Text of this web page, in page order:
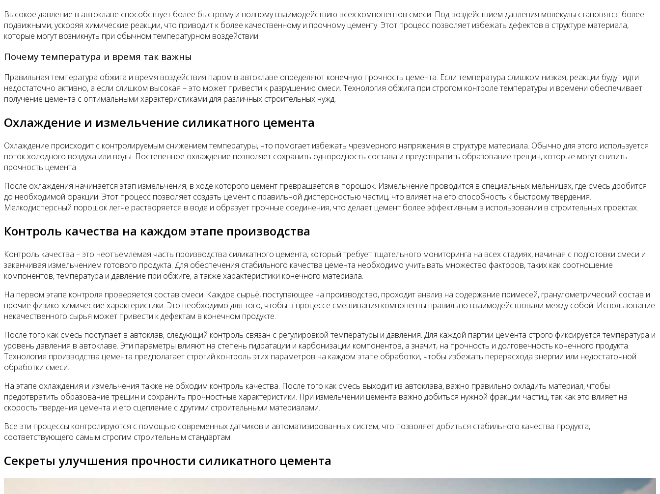
Высокое давление в автоклаве способствует более быстрому и полному взаимодействию всех компонентов смеси. Под воздействием давления молекулы становятся более
подвижными, ускоряя химические реакции, что приводит к более качественному и прочному цементу. Этот процесс позволяет избежать дефектов в структуре материала,
которые могут возникнуть при обычном температурном воздействии.
Почему температура и время так важны
Правильная температура обжига и время воздействия паром в автоклаве определяют конечную прочность цемента. Если температура слишком низкая, реакции будут идти
недостаточно активно, а если слишком высокая – это может привести к разрушению смеси. Технология обжига при строгом контроле температуры и времени обеспечивает
получение цемента с оптимальными характеристиками для различных строительных нужд.
Охлаждение и измельчение силикатного цемента
Охлаждение происходит с контролируемым снижением температуры, что помогает избежать чрезмерного напряжения в структуре материала. Обычно для этого используется
поток холодного воздуха или воды. Постепенное охлаждение позволяет сохранить однородность состава и предотвратить образование трещин, которые могут снизить
прочность цемента.
После охлаждения начинается этап измельчения, в ходе которого цемент превращается в порошок. Измельчение проводится в специальных мельницах, где смесь дробится
до необходимой фракции. Этот процесс позволяет создать цемент с правильной дисперсностью частиц, что влияет на его способность к быстрому твердения.
Мелкодисперсный порошок легче растворяется в воде и образует прочные соединения, что делает цемент более эффективным в использовании в строительных проектах.
Контроль качества на каждом этапе производства
Контроль качества – это неотъемлемая часть производства силикатного цемента, который требует тщательного мониторинга на всех стадиях, начиная с подготовки смеси и
заканчивая измельчением готового продукта. Для обеспечения стабильного качества цемента необходимо учитывать множество факторов, таких как соотношение
компонентов, температура и давление при обжиге, а также характеристики конечного материала.
На первом этапе контроля проверяется состав смеси. Каждое сырьё, поступающее на производство, проходит анализ на содержание примесей, гранулометрический состав и
прочие физико-химические характеристики. Это необходимо для того, чтобы в процессе смешивания компоненты правильно взаимодействовали между собой. Использование
некачественного сырья может привести к дефектам в конечном продукте.
После того как смесь поступает в автоклав, следующий контроль связан с регулировкой температуры и давления. Для каждой партии цемента строго фиксируется температура и
уровень давления в автоклаве. Эти параметры влияют на степень гидратации и карбонизации компонентов, а значит, на прочность и долговечность конечного продукта.
Технология производства цемента предполагает строгий контроль этих параметров на каждом этапе обработки, чтобы избежать перерасхода энергии или недостаточной
обработки смеси.
На этапе охлаждения и измельчения также не обходим контроль качества. После того как смесь выходит из автоклава, важно правильно охладить материал, чтобы
предотвратить образование трещин и сохранить прочностные характеристики. При измельчении цемента важно добиться нужной фракции частиц, так как это влияет на
скорость твердения цемента и его сцепление с другими строительными материалами.
Все эти процессы контролируются с помощью современных датчиков и автоматизированных систем, что позволяет добиться стабильного качества продукта,
соответствующего самым строгим строительным стандартам.
Секреты улучшения прочности силикатного цемента